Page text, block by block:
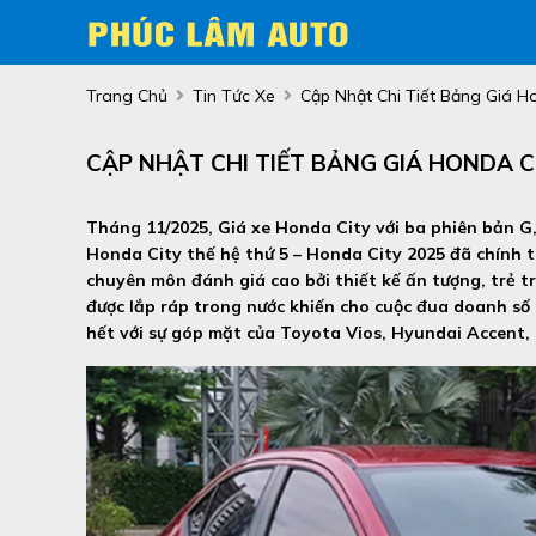
Trang Chủ Tin Tức Xe Cập Nhật Chi Tiết Bảng Giá
CẬP NHẬT CHI TIẾT BẢNG GIÁ HONDA
Tháng 11/2025, Giá xe Honda City với ba phiên bản
Honda City thế hệ thứ 5 – Honda City 2025 đã
chuyên môn đánh giá cao bởi thiết kế ấn tượng, trẻ
được lắp ráp trong nước khiến cho cuộc đua doanh
hết với sự góp mặt của Toyota Vios, Hyundai Accent,